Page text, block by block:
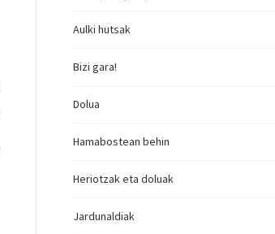
Aulki hutsak
Bizi gara!
Dolua
Hamabostean behin
Heriotzak eta doluak
Jardunaldiak